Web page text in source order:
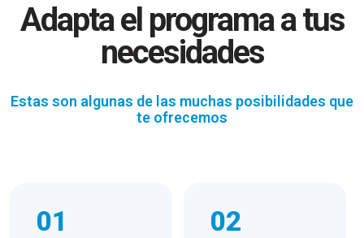
Adapta el programa a tus
necesidades
Estas son algunas de las muchas posibilidades que
te ofrecemos
01 02